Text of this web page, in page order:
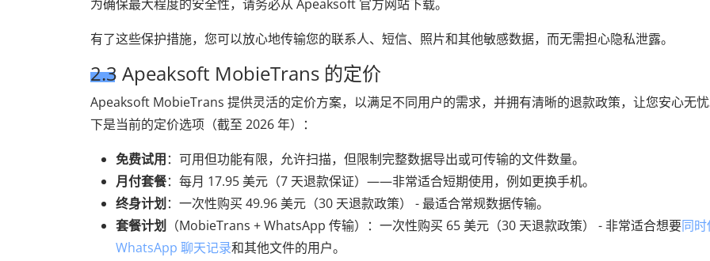
为确保最大程度的安全性，请务必从 Apeaksoft 官方网站下载。
有了这些保护措施，您可以放心地传输您的联系人、短信、照片和其他敏感数据，而无需担心隐私泄露。
2.3 Apeaksoft MobieTrans 的定价
Apeaksoft MobieTrans 提供灵活的定价方案，以满足不同用户的需求，并拥有清晰的退款政策，让您安心无
下是当前的定价选项（截至 2026 年）：
免费试用：可用但功能有限，允许扫描，但限制完整数据导出或可传输的文件数量。
月付套餐：每月 17.95 美元（7 天退款保证）——非常适合短期使用，例如更换手机。
终身计划 ：一次性购买 49.96 美元（30 天退款政策） - 最适合常规数据传输。
套餐计划
（MobieTrans + WhatsApp 传输）：一次性购买 65 美元（30 天退款政策） - 非常适合想要同
WhatsApp 聊天记录和其他文件的用户。